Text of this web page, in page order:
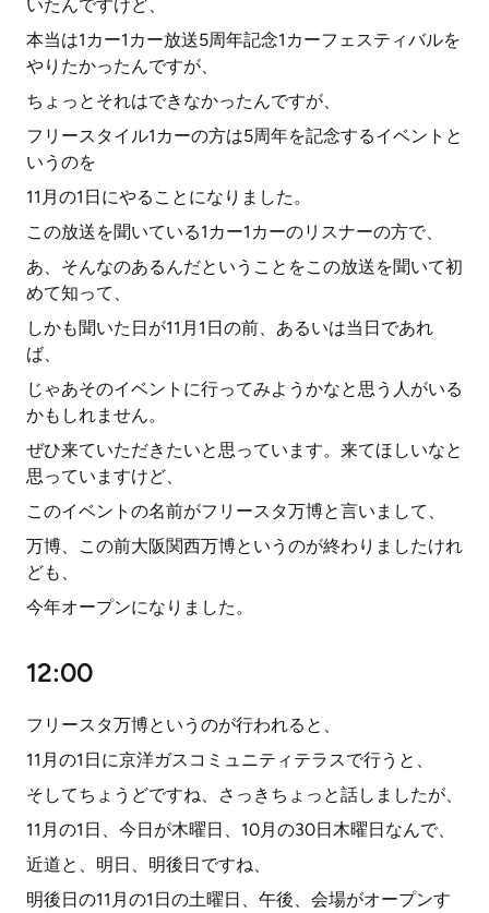
いたんですけど、
本当は1カー1カー放送5周年記念1カーフェスティバルを
やりたかったんですが、
ちょっとそれはできなかったんですが、
フリースタイル1カーの方は5周年を記念するイベントと
いうのを
11月の1日にやることになりました。
この放送を聞いている1カー1カーのリスナーの方で、
あ、そんなのあるんだということをこの放送を聞いて初
めて知って、
しかも聞いた日が11月1日の前、あるいは当日であれ
ば、
じゃあそのイベントに行ってみようかなと思う人がいる
かもしれません。
ぜひ来ていただきたいと思っています。来てほしいなと
思っていますけど、
このイベントの名前がフリースタ万博と言いまして、
万博、この前大阪関西万博というのが終わりましたけれ
ども、
今年オープンになりました。
12:00
フリースタ万博というのが行われると、
11月の1日に京洋ガスコミュニティテラスで行うと、
そしてちょうどですね、さっきちょっと話しましたが、
11月の1日、今日が木曜日、10月の30日木曜日なんで、
近道と、明日、明後日ですね、
明後日の11月の1日の土曜日、午後、会場がオープンす